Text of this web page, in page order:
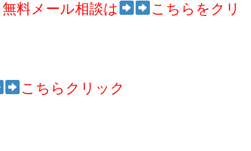
料メール相談は こちらをクリ
こちらクリック